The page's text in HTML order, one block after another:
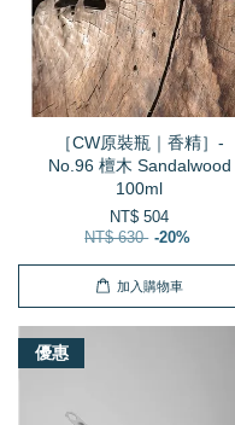
［CW原裝瓶｜香精］-
No.96 檀木 Sandalwood
100ml
NT$ 504
NT$ 630 -20%
加入購物車
優惠